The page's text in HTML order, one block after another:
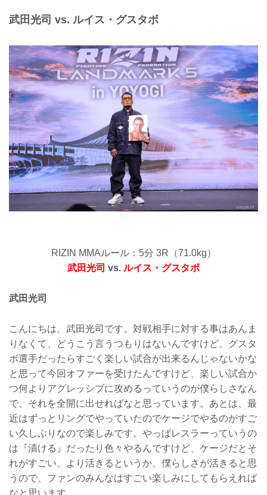
武田光司 vs. ルイス・グスタボ
RIZIN MMAルール：5分 3R（71.0kg）
武田光司 vs. ルイス・グスタボ
武田光司
こんにちは、武田光司です。対戦相手に対する事はあんま
りなくて、どうこう言うつもりはないんですけど、グスタ
ボ選手だったらすごく楽しい試合が出来るんじゃないかな
と思って今回オファーを受けたんですけど、楽しい試合か
つ何よりアグレッシブに攻めるっていうのが僕らしさなん
で、それを全開に出せればなと思っています。あとは、最
近はずっとリングでやっていたのでケージでやるのがすご
い久しぶりなので楽しみです。やっぱレスラーっていうの
は『漬ける』だったり色々やるんですけど、ケージだとそ
れがすごい、より活きるというか、僕らしさが活きると思
うので、ファンのみんなはすごい楽しみにしてもらえれば
なと思います。